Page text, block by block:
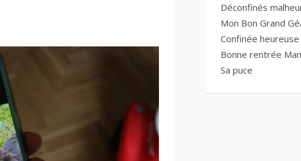
Déconfinés
Mon Bon Grand
Confinée heureuse
Bonne rentrée
Sa puce